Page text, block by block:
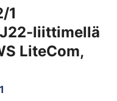
1
liittimellä
LiteCom,